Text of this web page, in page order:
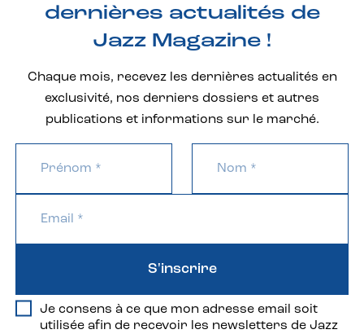
dernières actualités de
Jazz Magazine !
Chaque mois, recevez les dernières actualités en
exclusivité, nos derniers dossiers et autres
publications et informations sur le marché.
Je consens à ce que mon adresse email soit
utilisée afin de recevoir les newsletters de Jazz
S'inscrire